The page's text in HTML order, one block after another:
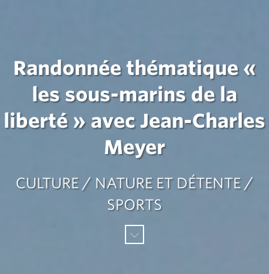
Randonnée thématique «
les sous-marins de la
liberté » avec Jean-Charles
Meyer
CULTURE / NATURE ET DÉTENTE /
SPORTS